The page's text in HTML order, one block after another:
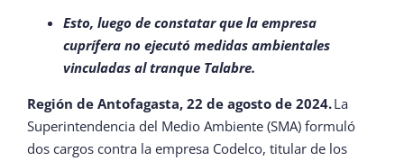
Esto, luego de constatar que la empresa
cuprífera no ejecutó medidas ambientales
vinculadas al tranque Talabre.
Región de Antofagasta, 22 de agosto de 2024.La
Superintendencia del Medio Ambiente (SMA) formuló
dos cargos contra la empresa Codelco, titular de los